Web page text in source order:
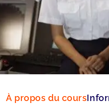
Type:
Language: Français
À propos du cours